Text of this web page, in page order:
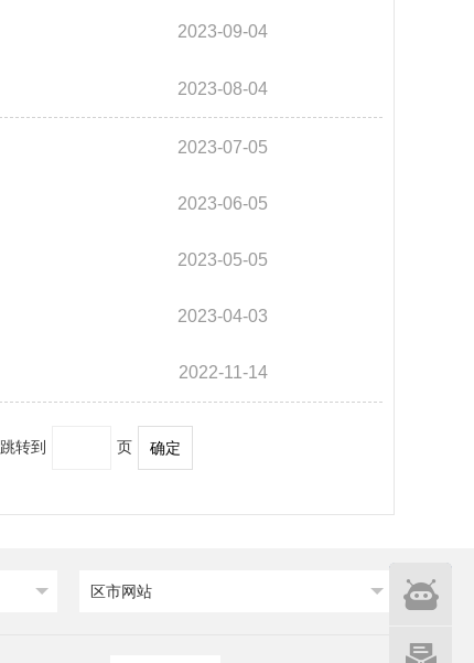
2023-09-04
2023-08-04
2023-07-05
2023-06-05
2023-05-05
2023-04-03
2022-11-14
跳转到 页 确定
区市网站
智能
问答
网站建设